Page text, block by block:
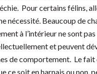
Pour certains félins,
nécessité. Beaucoup de
à l’intérieur ne sont pas
et peuvent
de comportement. Le fait
ce soit en harnais ou non,